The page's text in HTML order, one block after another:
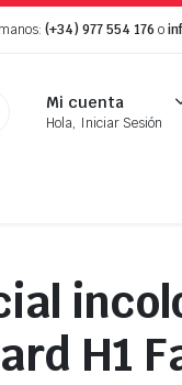
(+34) 977 554 176 o
Mi cuenta
Hola, Iniciar Sesión
H1